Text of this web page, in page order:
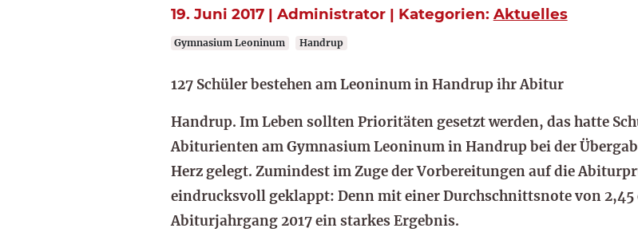
19. Juni 2017 | Administrator | Kategorien: Aktuelles
Gymnasium Leoninum Handrup
127 Schüler bestehen am Leoninum in Handrup ihr Abitur
Handrup. Im Leben sollten Prioritäten gesetzt werden, das hatte
Abiturienten am Gymnasium Leoninum in Handrup bei der
Herz gelegt. Zumindest im Zuge der Vorbereitungen auf die
eindrucksvoll geklappt: Denn mit einer Durchschnittsnote von 2,45
Abiturjahrgang 2017 ein starkes Ergebnis.